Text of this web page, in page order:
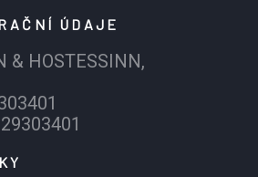
ÚDAJE
& HOSTESSINN,